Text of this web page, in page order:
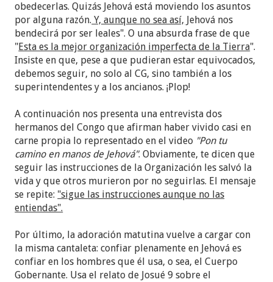
obedecerlas. Quizás Jehová está moviendo los asuntos
por alguna razón. Y, aunque no sea así, Jehová nos
bendecirá por ser leales". O una absurda frase de que
"Esta es la mejor organización imperfecta de la Tierra".
Insiste en que, pese a que pudieran estar equivocados,
debemos seguir, no solo al CG, sino también a los
superintendentes y a los ancianos. ¡Plop!
A continuación nos presenta una entrevista dos
hermanos del Congo que afirman haber vivido casi en
carne propia lo representado en el video "Pon tu
camino en manos de Jehová". Obviamente, te dicen que
seguir las instrucciones de la Organización les salvó la
vida y que otros murieron por no seguirlas. El mensaje
se repite: "sigue las instrucciones aunque no las
entiendas".
Por último, la adoración matutina vuelve a cargar con
la misma cantaleta: confiar plenamente en Jehová es
confiar en los hombres que él usa, o sea, el Cuerpo
Gobernante. Usa el relato de Josué 9 sobre el